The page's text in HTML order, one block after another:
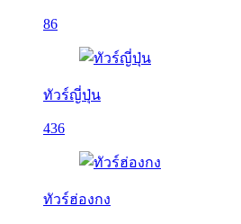
86
ทัวร์ญี่ปุ่น
436
ทัวร์ฮ่องกง